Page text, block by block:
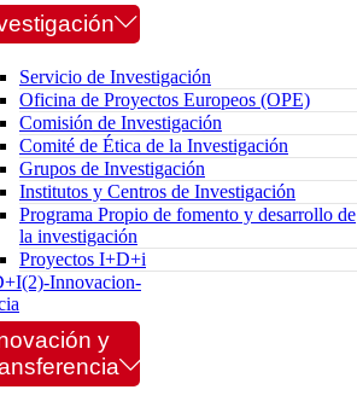
Servicio de Investigación
Oficina de Proyectos Europeos (OPE)
Comisión de Investigación
Comité de Ética de la Investigación
Grupos de Investigación
Institutos y Centros de Investigación
Programa Propio de fomento y desarrollo de
la investigación
Proyectos I+D+i
Innovacion-
y